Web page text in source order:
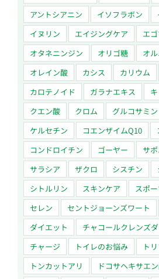
アントシアニン
イソフラボン
イヌリン
エイジングケア エ
オタネニンジン
オリゴ糖
オ
オレイン酸
カシス カリウム
カロテノイド
ガラナエキス
クエン酸
クロム グルコサミン
ケルセチン
コエンザイムQ10
コンドロイチン
ゴーヤー サ
サラシア
ザクロ シスチン
シトルリン
スキンケア スポ
セレン
セントジョーンズワート
ダイエット
チャコールクレンズ
チャージ
トイレのお悩み
ト
トンカットアリ
ドコサヘキサエ